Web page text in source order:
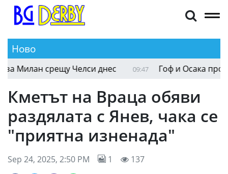
Ново
срещу Челси днес 09:47 Гоф и Осака
Кметът на Враца обяви
раздялата с Янев, чака се
"приятна изненада"
Sep 24, 2025, 2:50 PM 1 137